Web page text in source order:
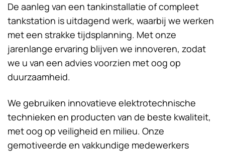
De aanleg van een tankinstallatie of compleet
tankstation is uitdagend werk, waarbij we werken
met een strakke tijdsplanning. Met onze
jarenlange ervaring blijven we innoveren, zodat
we u van een advies voorzien met oog op
duurzaamheid.
We gebruiken innovatieve elektrotechnische
technieken en producten van de beste kwaliteit,
met oog op veiligheid en milieu. Onze
gemotiveerde en vakkundige medewerkers